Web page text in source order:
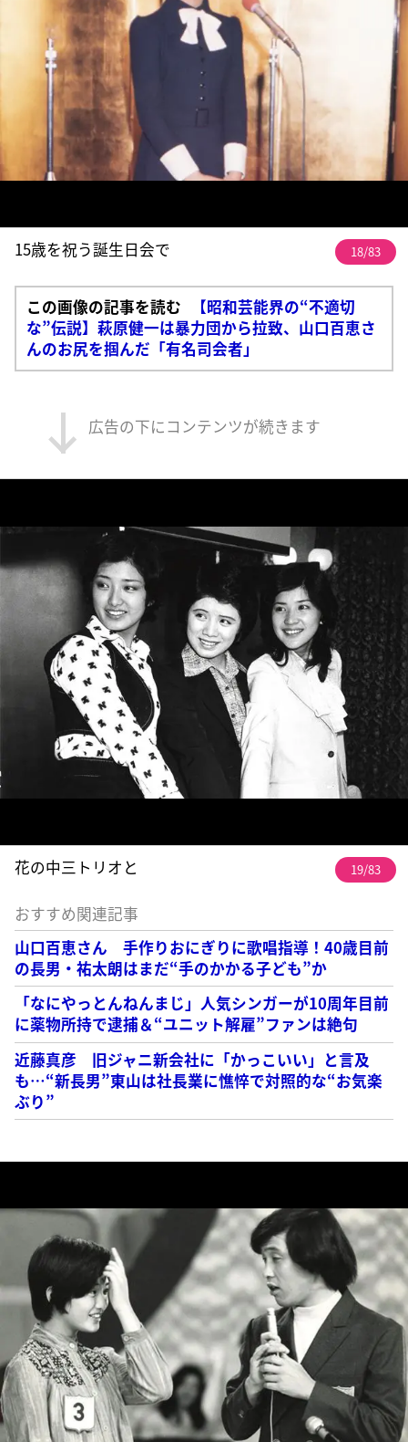
15歳を祝う誕生日会で 18/83
この画像の記事を読む
【昭和芸能界の“不適切
な”伝説】萩原健一は暴力団から拉致、山口百恵さ
んのお尻を掴んだ「有名司会者」
広告の下にコンテンツが続きます
花の中三トリオと 19/83
おすすめ関連記事
山口百恵さん 手作りおにぎりに歌唱指導！40歳目前
の長男・祐太朗はまだ“手のかかる子ども”か
「なにやっとんねんまじ」人気シンガーが10周年目前
に薬物所持で逮捕＆“ユニット解雇”ファンは絶句
近藤真彦 旧ジャニ新会社に「かっこいい」と言及
も…“新長男”東山は社長業に憔悴で対照的な“お気楽
ぶり”